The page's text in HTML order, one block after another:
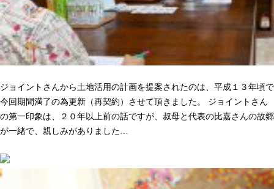
ジョイントさんから土地活用の計画を提案されたのは、平成１３年頃で
今回期間満了の為更新（再契約）させて頂きました。 ジョイントさん
の第一印象は、２０年以上前の話ですが、叔母と代表の比嘉さんの故郷
が一緒で、親しみがありました…